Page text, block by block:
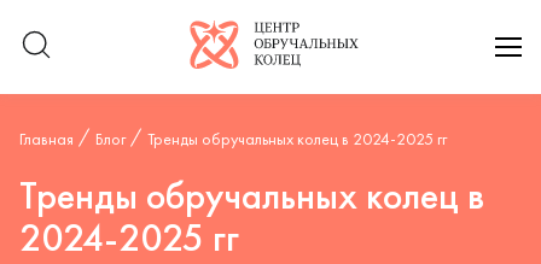
Логотип компании
Главная Блог Тренды обручальных колец в 2024-2025 гг
Тренды обручальных колец в
2024-2025 гг